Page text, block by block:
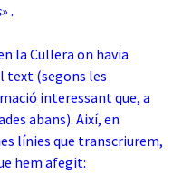
.
la Cullera on havia
text (segons les
interessant que, a
abans). Així, en
línies que transcriurem,
hem afegit: